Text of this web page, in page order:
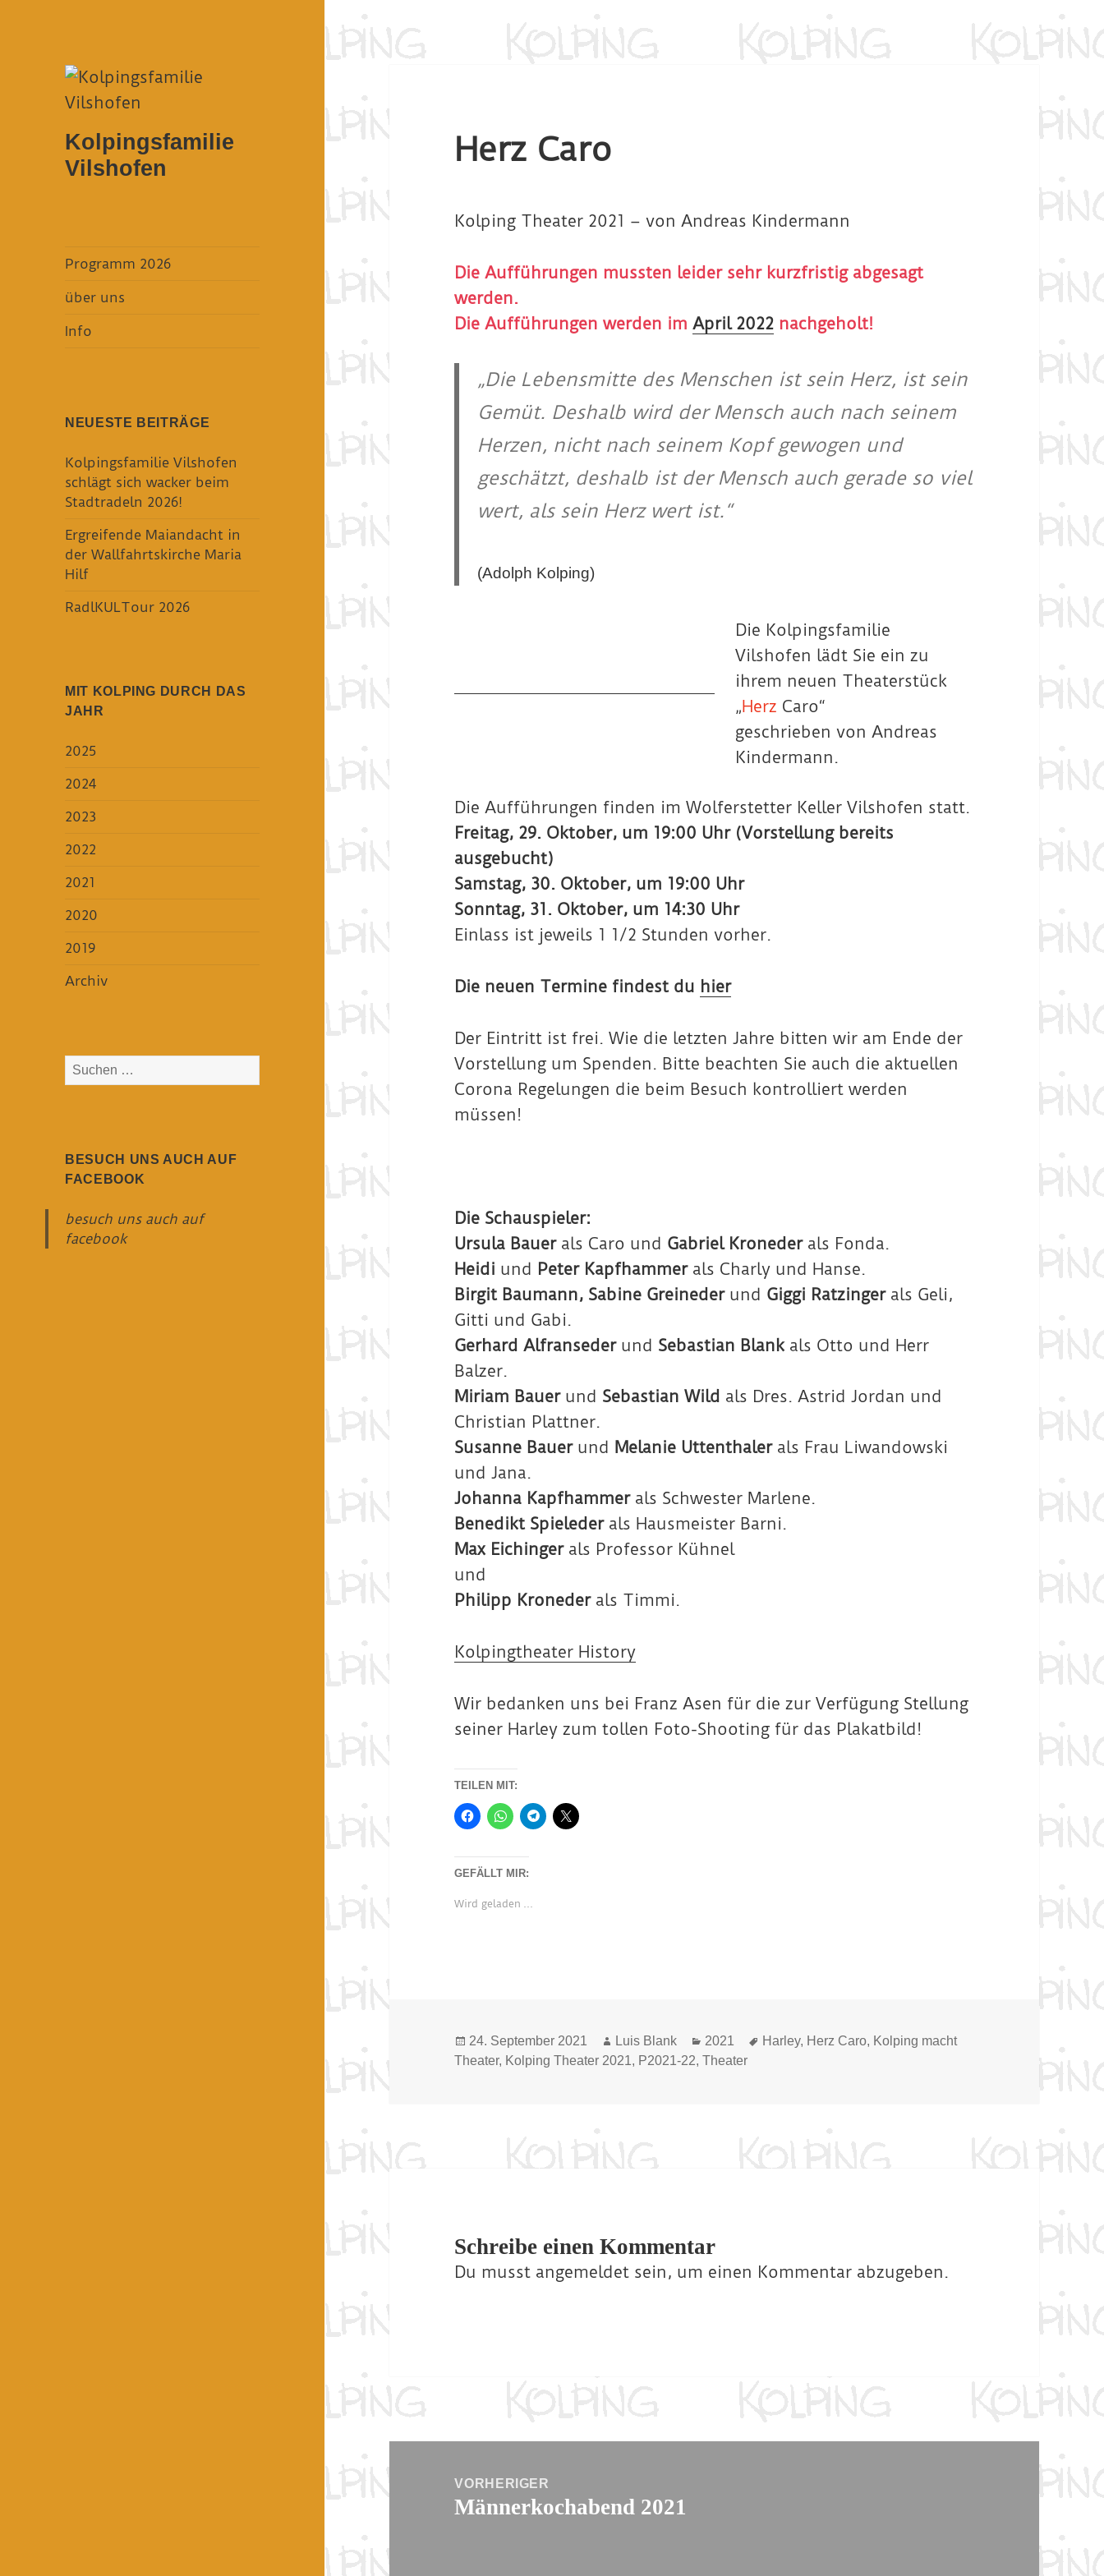
Kolpingsfamilie
Vilshofen
Programm 2026
über uns
Info
NEUESTE BEITRÄGE
Kolpingsfamilie Vilshofen
schlägt sich wacker beim
Stadtradeln 2026!
Ergreifende Maiandacht in
der Wallfahrtskirche Maria
Hilf
RadlKULTour 2026
MIT KOLPING DURCH DAS
JAHR
2025
2024
2023
2022
2021
2020
2019
Archiv
Suchen
nach:
BESUCH UNS AUCH AUF
FACEBOOK
besuch uns auch auf
facebook
Herz Caro
Kolping Theater 2021 – von Andreas Kindermann
Die Aufführungen mussten leider sehr kurzfristig abgesagt
werden.
Die Aufführungen werden imApril 2022 nachgeholt!
„Die Lebensmitte des Menschen ist sein Herz, ist sein
Gemüt. Deshalb wird der Mensch auch nach seinem
Herzen, nicht nach seinem Kopf gewogen und
geschätzt, deshalb ist der Mensch auch gerade so viel
wert, als sein Herz wert ist.“
(Adolph Kolping)
Die Kolpingsfamilie
Vilshofen lädt Sie ein zu
ihrem neuen Theaterstück
„Herz Caro“
geschrieben von Andreas
Kindermann.
Die Aufführungen finden im Wolferstetter Keller Vilshofen statt.
Freitag, 29. Oktober, um 19:00 Uhr (Vorstellung bereits
ausgebucht)
Samstag, 30. Oktober, um 19:00 Uhr
Sonntag, 31. Oktober, um 14:30 Uhr
Einlass ist jeweils 1 1/2 Stunden vorher.
Die neuen Termine findest du hier
Der Eintritt ist frei. Wie die letzten Jahre bitten wir am Ende der
Vorstellung um Spenden. Bitte beachten Sie auch die aktuellen
Corona Regelungen die beim Besuch kontrolliert werden
müssen!
Die Schauspieler:
Ursula Bauerals Caro und Gabriel Kronederals Fonda.
Heidi und Peter Kapfhammerals Charly und Hanse.
Birgit Baumann, Sabine Greinederund Giggi Ratzingerals Geli,
Gitti und Gabi.
Gerhard Alfransederund Sebastian Blankals Otto und Herr
Balzer.
Miriam Bauerund Sebastian Wild als Dres. Astrid Jordan und
Christian Plattner.
Susanne Bauerund Melanie Uttenthalerals Frau Liwandowski
und Jana.
Johanna Kapfhammerals Schwester Marlene.
Benedikt Spielederals Hausmeister Barni.
Max Eichingerals Professor Kühnel
und
Philipp Kronederals Timmi.
Kolpingtheater History
Wir bedanken uns bei Franz Asen für die zur Verfügung Stellung
seiner Harley zum tollen Foto-Shooting für das Plakatbild!
TEILEN MIT:
GEFÄLLT MIR:
Wird geladen …
Veröffentlicht
am
24. September 2021 Autor
Luis Blank Kategorien
2021 Schlagwörter
Harley, Herz Caro, Kolping macht
Theater, Kolping Theater 2021, P2021-22,Theater
Schreibe einen Kommentar
Du musst angemeldet sein, um einen Kommentar abzugeben.
VORHERIGER
Vorheriger
Männerkochabend 2021